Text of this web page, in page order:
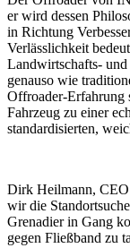
er wird dessen
in Richtung
Verlässlichkeit
Landwirtschafts- und
genauso wie
Offroader-Erfahrung
Fahrzeug zu einer
standardisierten,
Dirk Heilmann,
wir die
Grenadier in Gang
gegen Fließband zu